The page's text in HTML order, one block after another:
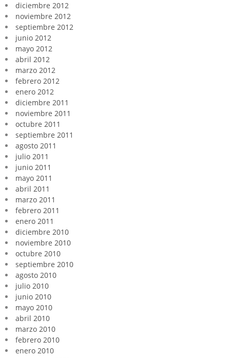
diciembre 2012
noviembre 2012
septiembre 2012
junio 2012
mayo 2012
abril 2012
marzo 2012
febrero 2012
enero 2012
diciembre 2011
noviembre 2011
octubre 2011
septiembre 2011
agosto 2011
julio 2011
junio 2011
mayo 2011
abril 2011
marzo 2011
febrero 2011
enero 2011
diciembre 2010
noviembre 2010
octubre 2010
septiembre 2010
agosto 2010
julio 2010
junio 2010
mayo 2010
abril 2010
marzo 2010
febrero 2010
enero 2010